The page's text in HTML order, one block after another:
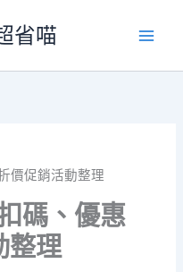
省喵
價促銷活動整理
碼、優惠
整理